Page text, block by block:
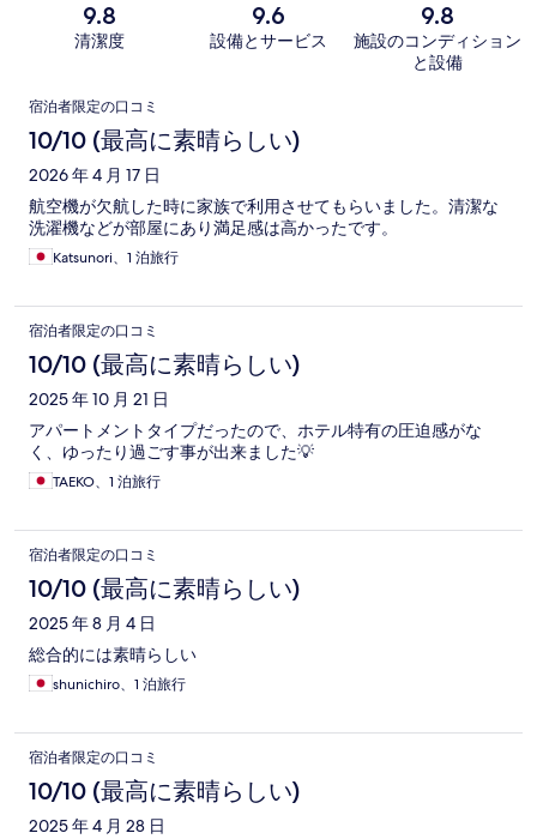
9.8
清潔度
9.6
設備とサービス
9.8
施設のコンディション
と設備
口
コ
ミ
宿泊者限定の口コミ
10/10 (最高に素晴らしい)
2026 年 4 月 17 日
航空機が欠航した時に家族で利用させてもらいました。清潔な
洗濯機などが部屋にあり満足感は高かったです。
Katsunori、1 泊旅行
宿泊者限定の口コミ
10/10 (最高に素晴らしい)
2025 年 10 月 21 日
アパートメントタイプだったので、ホテル特有の圧迫感がな
く、ゆったり過ごす事が出来ました💡
TAEKO、1 泊旅行
宿泊者限定の口コミ
10/10 (最高に素晴らしい)
2025 年 8 月 4 日
総合的には素晴らしい
shunichiro、1 泊旅行
宿泊者限定の口コミ
10/10 (最高に素晴らしい)
2025 年 4 月 28 日